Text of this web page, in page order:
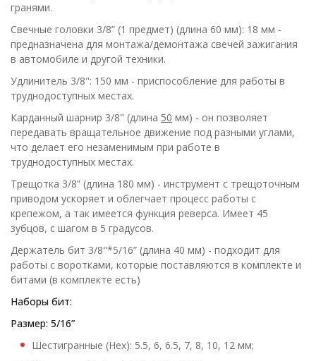
гранями.
Свечные головки 3/8” (1 предмет) (длина 60 мм): 18 мм -
предназначена для монтажа/демонтажа свечей зажигания
в автомобиле и другой техники.
Удлинитель 3/8": 150 мм - приспособление для работы в
труднодоступных местах.
Карданный шарнир 3/8" (длина 50 мм) - он позволяет
передавать вращательное движение под разными углами,
что делает его незаменимым при работе в
труднодоступных местах.
Трещотка 3/8” (длина 180 мм) - инструмент с трещоточным
приводом ускоряет и облегчает процесс работы с
крепежом, а так имеется функция реверса. Имеет 45
зубцов, с шагом в 5 градусов.
Держатель бит 3/8"*5/16” (длина 40 мм) - подходит для
работы с воротками, которые поставляются в комплекте и
битами (в комплекте есть)
Наборы бит:
Размер: 5/16”
Шестигранные (Hex): 5.5, 6, 6.5, 7, 8, 10, 12 мм;